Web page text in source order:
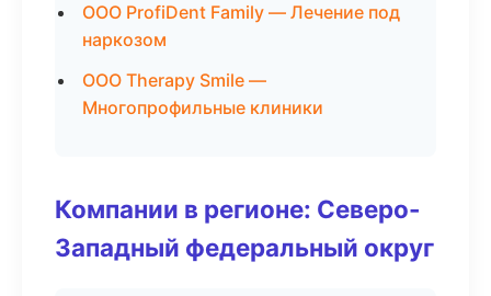
ООО ProfiDent Family — Лечение под
наркозом
ООО Therapy Smile —
Многопрофильные клиники
Компании в регионе: Северо-
Западный федеральный округ